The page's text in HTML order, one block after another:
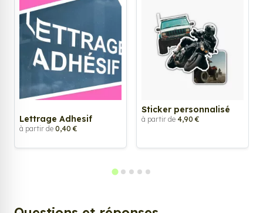
Lettrage Adhesif
à partir de 0,40 €
Sticker personnalisé
à partir de 4,90 €